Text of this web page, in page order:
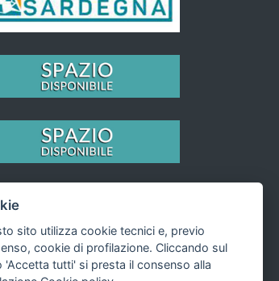
- CMS:Città In Comune
sito utilizza cookie tecnici e, previo
cookie di profilazione. Cliccando sul
'Accetta tutti' si presta il consenso alla